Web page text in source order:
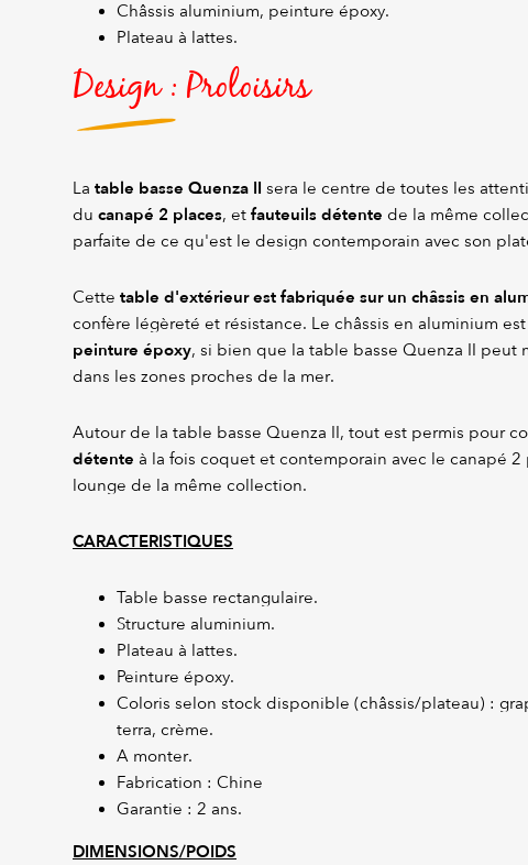
Châssis aluminium, peinture époxy.
Plateau à lattes.
Design : Proloisirs
La table basse Quenza II sera le centre de toutes les
du canapé 2 places, et fauteuils détente de la même
parfaite de ce qu'est le design contemporain avec son
Cette table d'extérieur est fabriquée sur un châssis en
confère légèreté et résistance. Le châssis en aluminium
peinture époxy, si bien que la table basse Quenza II peut
dans les zones proches de la mer.
Autour de la table basse Quenza II, tout est permis pour
détente à la fois coquet et contemporain avec le canapé 2
lounge de la même collection.
CARACTERISTIQUES
Table basse rectangulaire.
Structure aluminium.
Plateau à lattes.
Peinture époxy.
Coloris selon stock disponible (châssis/plateau) :
terra, crème.
A monter.
Fabrication : Chine
Garantie : 2 ans.
DIMENSIONS/POIDS